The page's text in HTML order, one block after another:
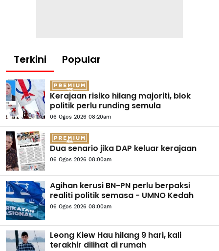
Terkini Popular
Kerajaan risiko hilang majoriti, blok
politik perlu runding semula
06 Ogos 2026 08:20am
Dua senario jika DAP keluar kerajaan
06 Ogos 2026 08:00am
Agihan kerusi BN-PN perlu berpaksi
realiti politik semasa - UMNO Kedah
06 Ogos 2026 08:00am
Leong Kiew Hau hilang 9 hari, kali
terakhir dilihat di rumah